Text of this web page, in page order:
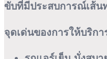
ขับที่มีประสบการณ์เส้น
จุดเด่นของการให้บริก